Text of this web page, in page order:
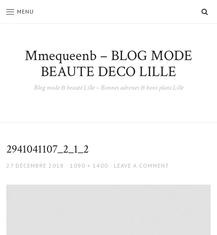
MENU
Mmequeenb – BLOG MODE
BEAUTE DECO LILLE
Blog mode & beauté Lille – Bonnes adresses & bons plans Lille
2941041107_2_1_2
POSTED
27 DÉCEMBRE 2018
FULL
1090 × 1400 LEAVE A COMMENT